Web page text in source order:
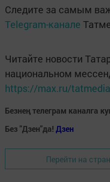
Следите за самым
Telegram-канале
Читайте новости
национальном
https://max.ru/tatmedia
Безнең телеграм каналга
Без "Дзен"да! Дзен
Перейти на